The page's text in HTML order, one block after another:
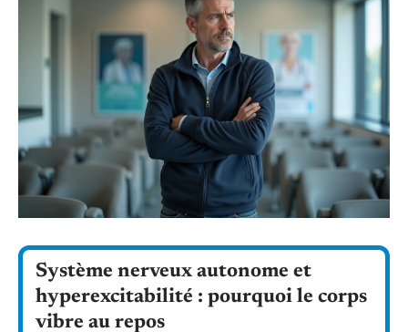
Système nerveux autonome et
hyperexcitabilité : pourquoi le corps
vibre au repos